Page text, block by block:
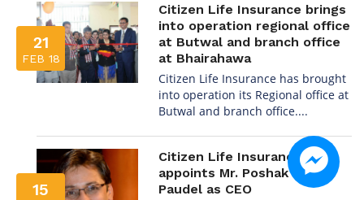
21
FEB 18
Citizen Life Insurance brings
into operation regional office
at Butwal and branch office
at Bhairahawa
Citizen Life Insurance has brought
into operation its Regional office at
Butwal and branch office....
15
Citizen Life Insurance
appoints Mr. Poshak Raj
Paudel as CEO